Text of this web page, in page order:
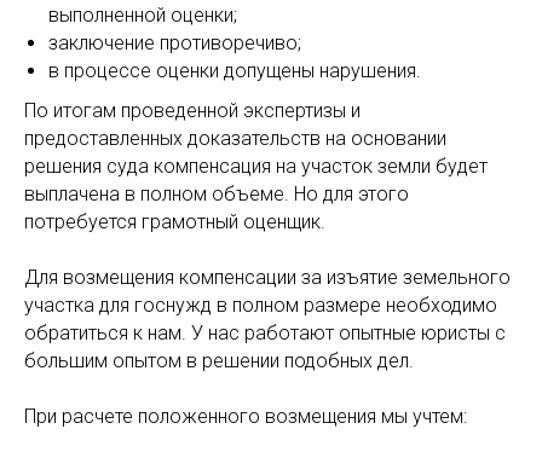
выполненной оценки;
заключение противоречиво;
в процессе оценки допущены нарушения.
По итогам проведенной экспертизы и
предоставленных доказательств на основании
решения суда компенсация на участок земли будет
выплачена в полном объеме. Но для этого
потребуется грамотный оценщик.
Для возмещения компенсации за изъятие земельного
участка для госнужд в полном размере необходимо
обратиться к нам. У нас работают опытные юристы с
большим опытом в решении подобных дел.
При расчете положенного возмещения мы учтем: